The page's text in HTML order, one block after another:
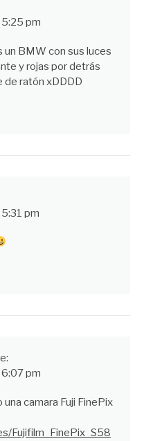
pm
BMW con sus luces
y rojas por detrás
de ratón xDDDD
pm
pm
una camara Fuji FinePix
Fujifilm_FinePix_S58